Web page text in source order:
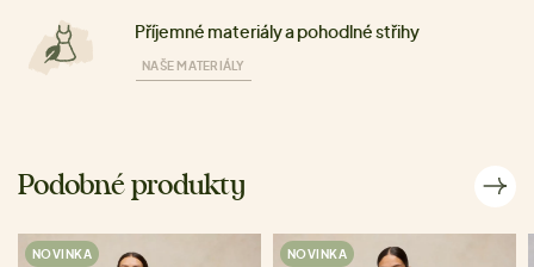
Příjemné materiály a pohodlné střihy
NAŠE MATERIÁLY
Podobné produkty
NOVINKA NOVINKA